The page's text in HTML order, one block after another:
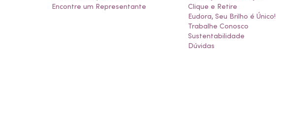
Encontre um Representante
Clique e Retire
Eudora, Seu Brilho é Único!
Trabalhe Conosco
Sustentabilidade
Dúvidas